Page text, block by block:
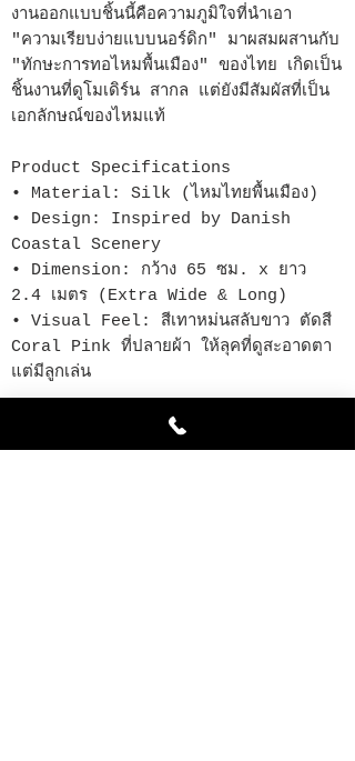
งานออกแบบชิ้นนี้คือความภูมิใจที่นำเอา
"ความเรียบง่ายแบบนอร์ดิก" มาผสมผสานกับ
"ทักษะการทอไหมพื้นเมือง" ของไทย เกิดเป็น
ชิ้นงานที่ดูโมเดิร์น สากล แต่ยังมีสัมผัสที่เป็น
เอกลักษณ์ของไหมแท้
Product Specifications
• Material: Silk (ไหมไทยพื้นเมือง)
• Design: Inspired by Danish
Coastal Scenery
• Dimension: กว้าง 65 ซม. x ยาว
2.4 เมตร (Extra Wide & Long)
• Visual Feel: สีเทาหม่นสลับขาว ตัดสี
Coral Pink ที่ปลายผ้า ให้ลุคที่ดูสะอาดตา
แต่มีลูกเล่น